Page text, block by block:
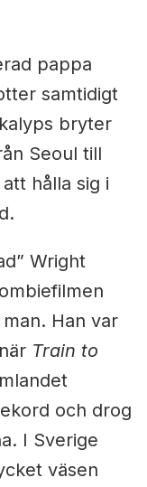
pappa
samtidigt
bryter
Seoul till
hålla sig i
Wright
Han var
Train to
och drog
I Sverige
väsen